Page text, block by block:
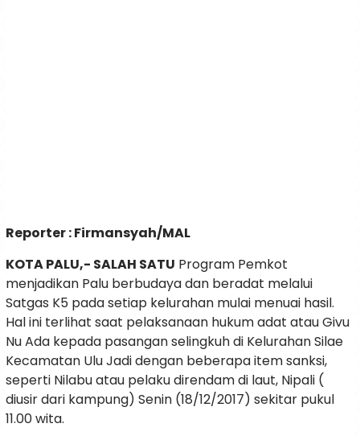
Reporter : Firmansyah/MAL
KOTA PALU,- SALAH SATU Program Pemkot
menjadikan Palu berbudaya dan beradat melalui
Satgas K5 pada setiap kelurahan mulai menuai hasil.
Hal ini terlihat saat pelaksanaan hukum adat atau Givu
Nu Ada kepada pasangan selingkuh di Kelurahan Silae
Kecamatan Ulu Jadi dengan beberapa item sanksi,
seperti Nilabu atau pelaku direndam di laut, Nipali (
diusir dari kampung) Senin (18/12/2017) sekitar pukul
11.00 wita.